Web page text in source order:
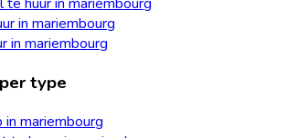
in mariembourg
in mariembourg
type
mariembourg